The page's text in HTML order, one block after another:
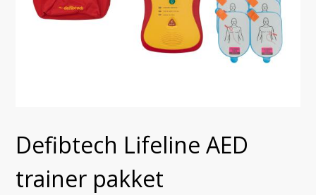
Defibtech Lifeline AED
trainer pakket